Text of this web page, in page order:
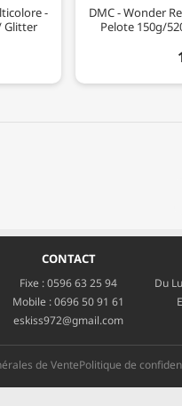
-
Glitter
DMC - Wonder
Pelote 150g/
CONTACT
Fixe :0596 63 25 94
Mobile :0696 50 91 61
eskiss972@gmail.com
Du
de VentePolitique de